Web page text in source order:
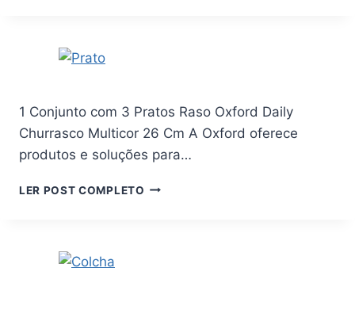
CAMA
SAPATOS
BRINQUEDOS
TAMANHO
1 Conjunto com 3 Pratos Raso Oxford Daily
Churrasco Multicor 26 Cm A Oxford oferece
produtos e soluções para…
LER POST COMPLETO 1